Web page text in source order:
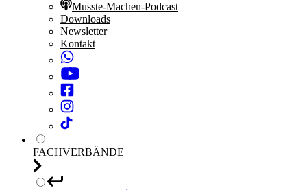
Musste-Machen-Podcast
Downloads
Newsletter
Kontakt
FACHVERBÄNDE